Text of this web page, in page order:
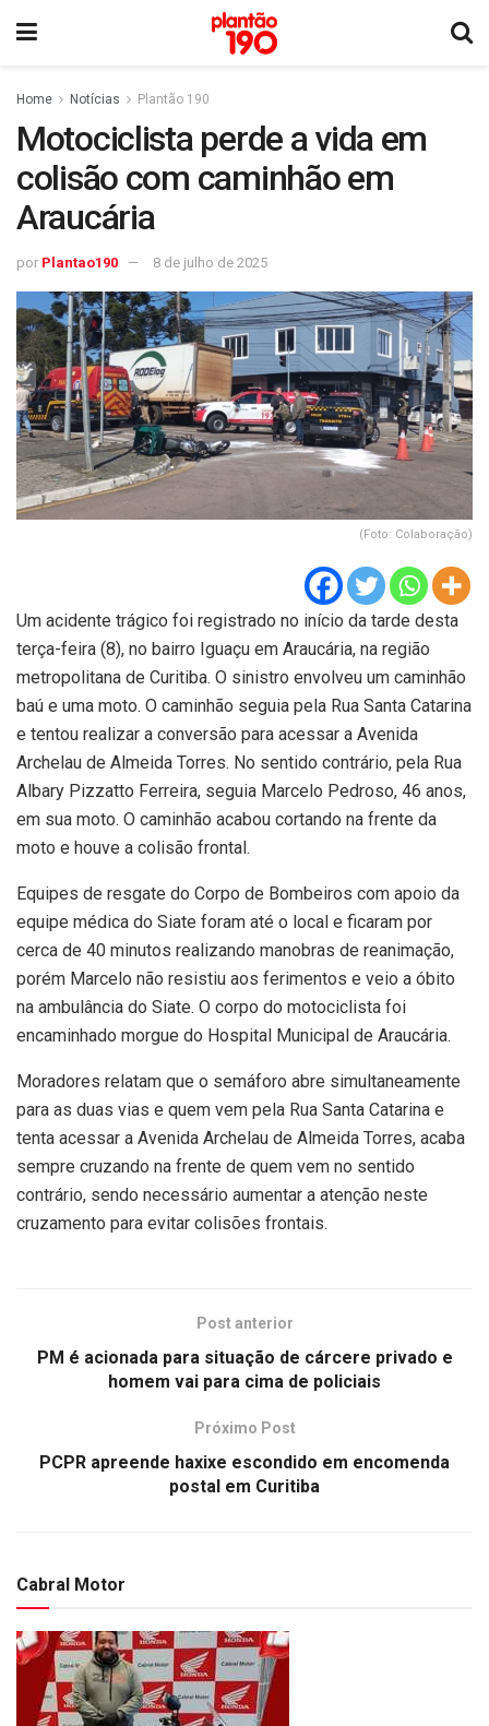
Home Notícias Plantão 190
Motociclista perde a vida em
colisão com caminhão em
Araucária
por Plantao190 8 de julho de 2025
(Foto: Colaboração)
Um acidente trágico foi registrado no início da tarde desta
terça-feira (8), no bairro Iguaçu em Araucária, na região
metropolitana de Curitiba. O sinistro envolveu um caminhão
baú e uma moto. O caminhão seguia pela Rua Santa Catarina
e tentou realizar a conversão para acessar a Avenida
Archelau de Almeida Torres. No sentido contrário, pela Rua
Albary Pizzatto Ferreira, seguia Marcelo Pedroso, 46 anos,
em sua moto. O caminhão acabou cortando na frente da
moto e houve a colisão frontal.
Equipes de resgate do Corpo de Bombeiros com apoio da
equipe médica do Siate foram até o local e ficaram por
cerca de 40 minutos realizando manobras de reanimação,
porém Marcelo não resistiu aos ferimentos e veio a óbito
na ambulância do Siate. O corpo do motociclista foi
encaminhado morgue do Hospital Municipal de Araucária.
Moradores relatam que o semáforo abre simultaneamente
para as duas vias e quem vem pela Rua Santa Catarina e
tenta acessar a Avenida Archelau de Almeida Torres, acaba
sempre cruzando na frente de quem vem no sentido
contrário, sendo necessário aumentar a atenção neste
cruzamento para evitar colisões frontais.
Post anterior
PM é acionada para situação de cárcere privado e
homem vai para cima de policiais
Próximo Post
PCPR apreende haxixe escondido em encomenda
postal em Curitiba
Cabral Motor